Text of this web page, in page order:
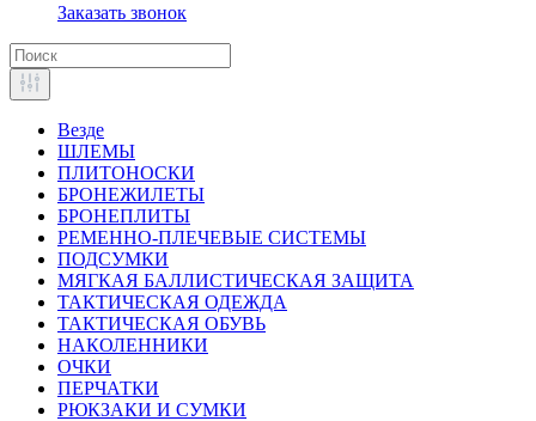
Заказать звонок
Везде
ШЛЕМЫ
ПЛИТОНОСКИ
БРОНЕЖИЛЕТЫ
БРОНЕПЛИТЫ
РЕМЕННО-ПЛЕЧЕВЫЕ СИСТЕМЫ
ПОДСУМКИ
МЯГКАЯ БАЛЛИСТИЧЕСКАЯ ЗАЩИТА
ТАКТИЧЕСКАЯ ОДЕЖДА
ТАКТИЧЕСКАЯ ОБУВЬ
НАКОЛЕННИКИ
ОЧКИ
ПЕРЧАТКИ
РЮКЗАКИ И СУМКИ